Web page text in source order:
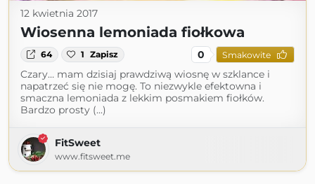
12 kwietnia 2017
Wiosenna lemoniada fiołkowa
64 1 Zapisz 0 Smakowite
Czary… mam dzisiaj prawdziwą wiosnę w szklance i
napatrzeć się nie mogę. To niezwykle efektowna i
smaczna lemoniada z lekkim posmakiem fiołków.
Bardzo prosty (...)
FitSweet
www.fitsweet.me